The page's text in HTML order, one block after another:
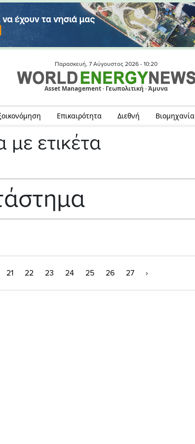
Παρασκευή, 7 Αύγουστος 2026 - 10:20
Asset Management · Γεωπολιτική · Άμυνα
Επικαιρότητα Διεθνή Βιομηχανία
ετικέτα
21 22 23 24 25 26 27 ›